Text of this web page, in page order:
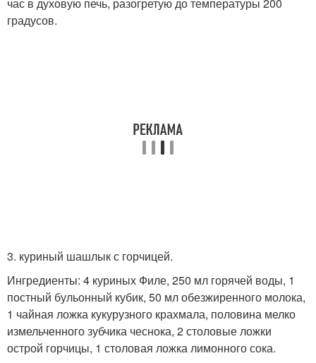
градусов.
3. куриный шашлык с горчицей.
Ингредиенты: 4 куриных Филе, 250 мл горячей воды, 1
постный бульонный кубик, 50 мл обезжиренного молока,
1 чайная ложка кукурузного крахмала, половина мелко
измельченного зубчика чеснока, 2 столовые ложки
острой горчицы, 1 столовая ложка лимонного сока.